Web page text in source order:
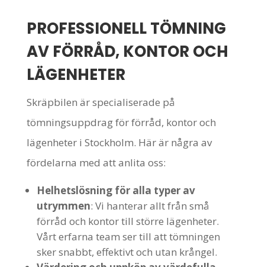
PROFESSIONELL TÖMNING
AV FÖRRÅD, KONTOR OCH
LÄGENHETER
Skräpbilen är specialiserade på
tömningsuppdrag för förråd, kontor och
lägenheter i Stockholm. Här är några av
fördelarna med att anlita oss:
Helhetslösning för alla typer av
utrymmen: Vi hanterar allt från små
förråd och kontor till större lägenheter.
Vårt erfarna team ser till att tömningen
sker snabbt, effektivt och utan krångel.